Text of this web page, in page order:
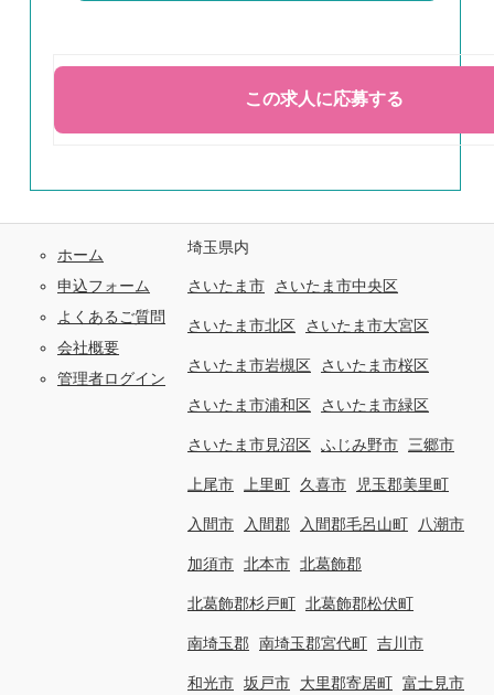
ホーム
申込フォーム
よくあるご質問
会社概要
管理者ログイン
埼玉県内
さいたま市 さいたま市中央区
さいたま市北区 さいたま市大宮区
さいたま市岩槻区 さいたま市桜区
さいたま市浦和区 さいたま市緑区
さいたま市見沼区 ふじみ野市 三郷市
上尾市 上里町 久喜市 児玉郡美里町
入間市 入間郡 入間郡毛呂山町 八潮市
加須市 北本市 北葛飾郡
北葛飾郡杉戸町 北葛飾郡松伏町
南埼玉郡 南埼玉郡宮代町 吉川市
和光市 坂戸市 大里郡寄居町 富士見市